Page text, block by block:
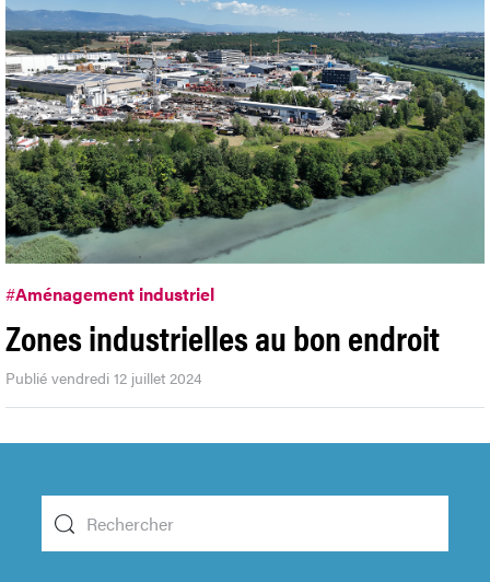
#Aménagement industriel
Zones industrielles au bon endroit
Publié vendredi 12 juillet 2024